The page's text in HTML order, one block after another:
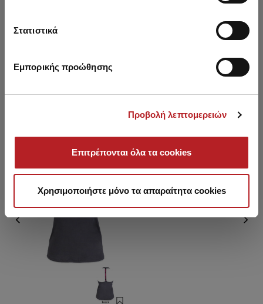
Στατιστικά
Εμπορικής προώθησης
Προβολή λεπτομερειών
Επιτρέπονται όλα τα cookies
Χρησιμοποιήστε μόνο τα απαραίτητα cookies
Sleeveless Top